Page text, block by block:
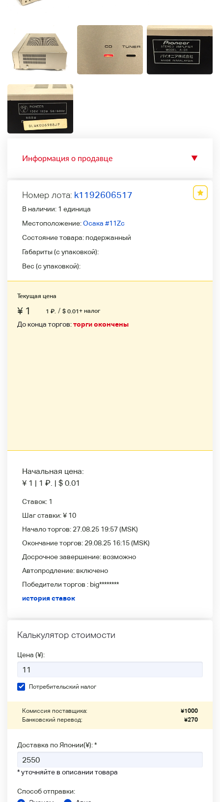
Информация о продавце ▼
Номер лота: k1192606517
В наличии: 1 единица
Местоположение:Осака #11Zc
Состояние товара: подержанный
Габариты (с упаковкой):
Вес (с упаковкой):
Текущая цена
¥ 1 1 ₽. / $ 0.01+ налог
До конца торгов:торги окончены
Начальная цена:
¥ 1 | 1 ₽. | $ 0.01
Ставок: 1
Шаг ставки:¥ 10
Начало торгов: 27.08.25 19:57(MSK)
Окончание торгов: 29.08.25 16:15(MSK)
Досрочное завершение: возможно
Автопродление: включено
Победители
торгов : big********
история ставок
Калькулятор стоимости
Цена (¥):
Потребительский налог
Комиссия поставщика: ¥1000
Банковский перевод:
¥270
Доставка по Японии(¥): *
* уточняйте в описании товара
Способ отправки: